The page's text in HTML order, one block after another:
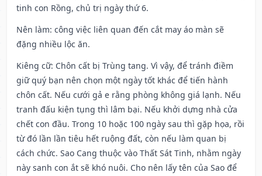
tinh con Rồng, chủ trị ngày thứ 6.
Nên làm: công việc liên quan đến cắt may áo màn sẽ
đặng nhiều lộc ăn.
Kiêng cữ: Chôn cất bị Trùng tang. Vì vậy, để tránh điềm
giữ quý bạn nên chọn một ngày tốt khác để tiến hành
chôn cất. Nếu cưới gả e rằng phòng không giá lạnh. Nếu
tranh đấu kiện tụng thì lâm bại. Nếu khởi dựng nhà cửa
chết con đầu. Trong 10 hoặc 100 ngày sau thì gặp họa, rồi
từ đó lần lần tiêu hết ruộng đất, còn nếu làm quan bị
cách chức. Sao Cang thuộc vào Thất Sát Tinh, nhằm ngày
này sanh con ắt sẽ khó nuôi. Cho nên lấy tên của Sao để